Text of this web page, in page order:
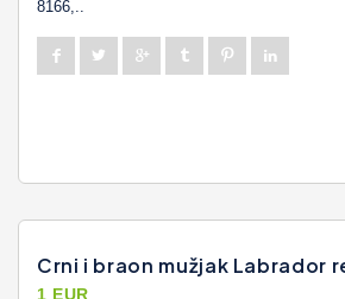
8166,..
Crni i braon mužjak Labrador
1 EUR